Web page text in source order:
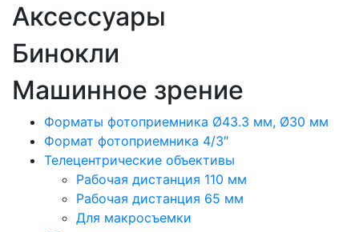
Аксессуары
Бинокли
Машинное зрение
Форматы фотоприемника Ø43.3 мм, Ø30 мм
Формат фотоприемника 4/3″
Телецентрические объективы
Рабочая дистанция 110 мм
Рабочая дистанция 65 мм
Для макросъемки